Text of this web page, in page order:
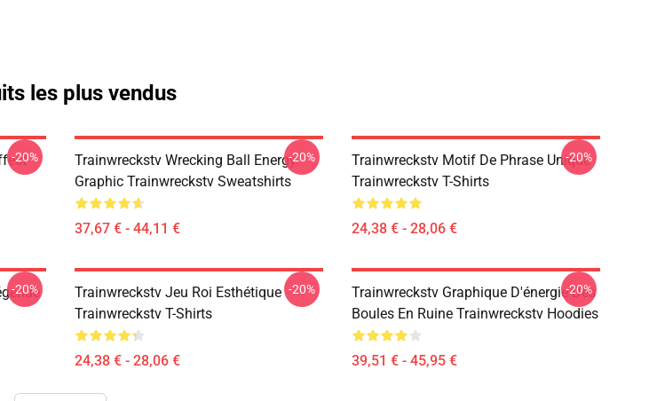
les plus vendus
-20%
Trainwreckstv Wrecking Ball Energy
Graphic Trainwreckstv Sweatshirts
37,67 € - 44,11 €
-20%
Trainwreckstv Motif De Phrase Unique
Trainwreckstv T-Shirts
24,38 € - 28,06 €
-20%
-20%
Trainwreckstv Jeu Roi Esthétique
Trainwreckstv T-Shirts
24,38 € - 28,06 €
-20%
Trainwreckstv Graphique D'énergie Des
Boules En Ruine Trainwreckstv Hoodies
39,51 € - 45,95 €
-20%